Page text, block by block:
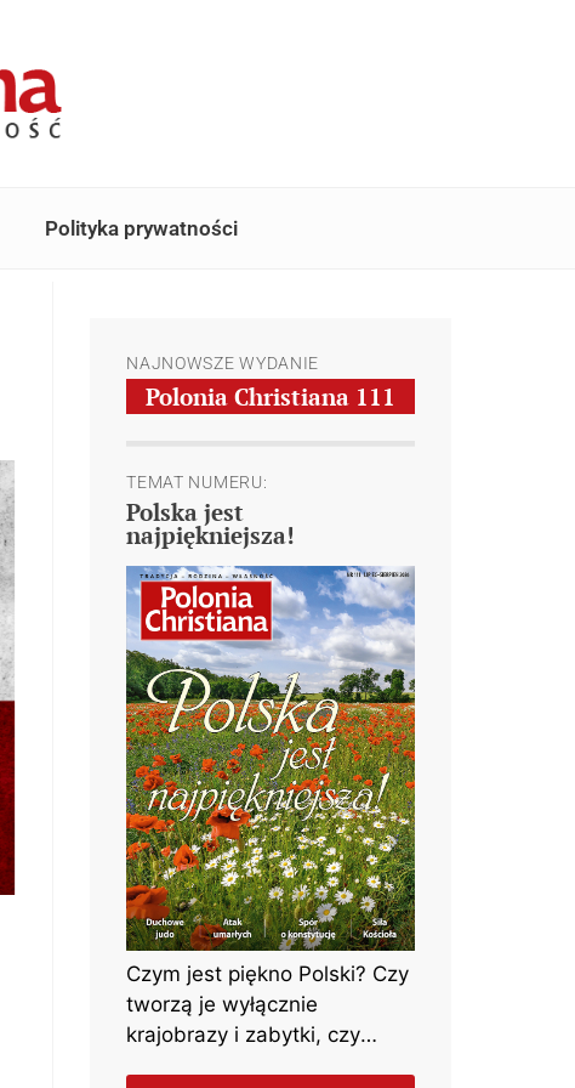
Polityka prywatności
NAJNOWSZE WYDANIE
Polonia Christiana 111
TEMAT NUMERU:
Polska jest
najpiękniejsza!
Czym jest piękno Polski? Czy
tworzą je wyłącznie
krajobrazy i zabytki, czy